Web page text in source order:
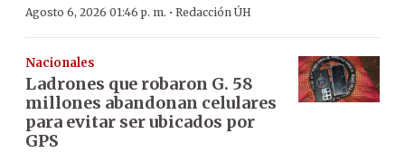
Agosto 6, 2026 01:46 p. m. · Redacción ÚH
Nacionales
Ladrones que robaron G. 58
millones abandonan celulares
para evitar ser ubicados por
GPS